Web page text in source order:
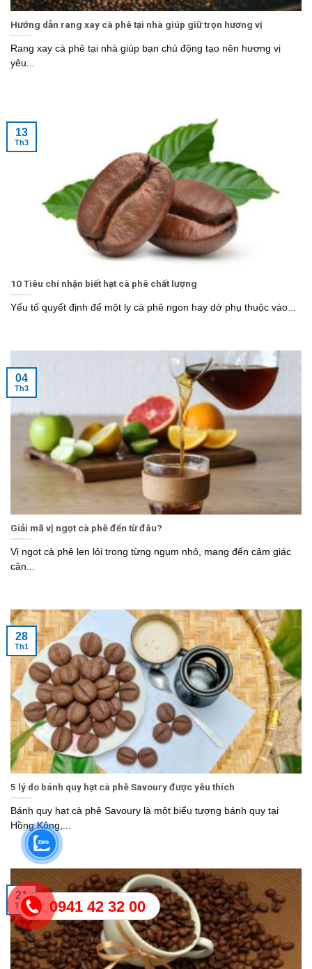
0941 42 32 00
Hướng dẫn rang xay cà phê tại nhà giúp giữ trọn hương vị
Rang xay cà phê tại nhà giúp bạn chủ động tạo nên hương vị
yêu...
10 Tiêu chí nhận biết hạt cà phê chất lượng
Yếu tố quyết định để một ly cà phê ngon hay dở phụ thuộc vào...
13
Th3
Giải mã vị ngọt cà phê đến từ đâu?
Vị ngọt cà phê len lỏi trong từng ngụm nhỏ, mang đến cảm giác
cân...
04
Th3
5 lý do bánh quy hạt cà phê Savoury được yêu thích
Bánh quy hạt cà phê Savoury là một biểu tượng bánh quy tại
Hồng Kông,...
28
Th1
21
Th1